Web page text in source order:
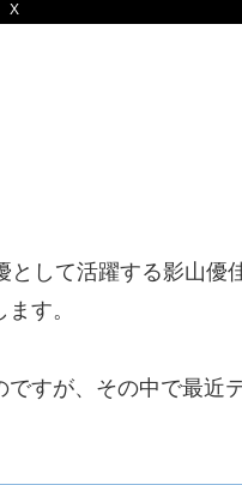
X
として活躍する影山
す。
ですが、その中で最近